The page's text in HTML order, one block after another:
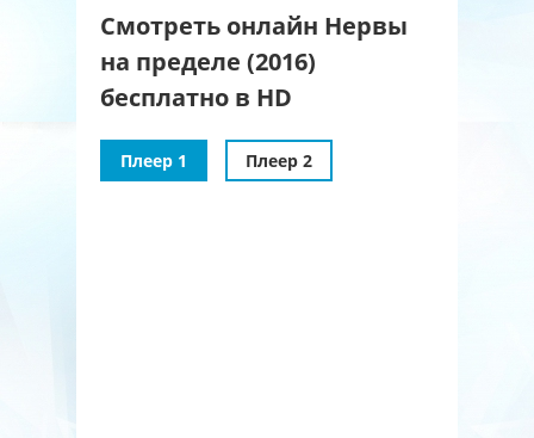
Смотреть онлайн Нервы
на пределе (2016)
бесплатно в HD
Плеер 1 Плеер 2